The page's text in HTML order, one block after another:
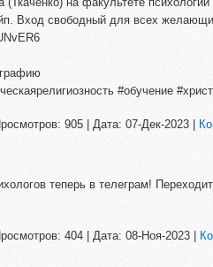
Вход свободный для всех
#обучение
905 Дата: 07-Дек-2023
теперь в телеграм!
404 Дата: 08-Ноя-2023